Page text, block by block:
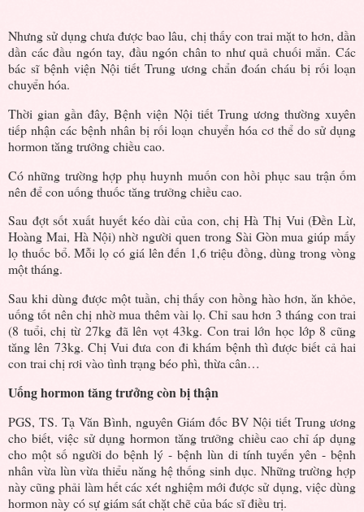
Nhưng sử dụng chưa được bao lâu, chị thấy con trai mặt to hơn, dần
dần các đầu ngón tay, đầu ngón chân to như quả chuối mắn. Các
bác sĩ bệnh viện Nội tiết Trung ương chẩn đoán cháu bị rối loạn
chuyển hóa.
Thời gian gần đây, Bệnh viện Nội tiết Trung ương thường xuyên
tiếp nhận các bệnh nhân bị rối loạn chuyển hóa cơ thể do sử dụng
hormon tăng trưởng chiều cao.
Có những trường hợp phụ huynh muốn con hồi phục sau trận ốm
nên để con uống thuốc tăng trưởng chiều cao.
Sau đợt sốt xuất huyết kéo dài của con, chị Hà Thị Vui (Đền Lừ,
Hoàng Mai, Hà Nội) nhờ người quen trong Sài Gòn mua giúp mấy
lọ thuốc bổ. Mỗi lọ có giá lên đến 1,6 triệu đồng, dùng trong vòng
một tháng.
Sau khi dùng được một tuần, chị thấy con hồng hào hơn, ăn khỏe,
uống tốt nên chị nhờ mua thêm vài lọ. Chỉ sau hơn 3 tháng con trai
(8 tuổi, chị từ 27kg đã lên vọt 43kg. Con trai lớn học lớp 8 cũng
tăng lên 73kg. Chị Vui đưa con đi khám bệnh thì được biết cả hai
con trai chị rơi vào tình trạng béo phì, thừa cân…
Uống hormon tăng trưởng còn bị thận
PGS, TS. Tạ Văn Bình, nguyên Giám đốc BV Nội tiết Trung ương
cho biết, việc sử dụng hormon tăng trưởng chiều cao chỉ áp dụng
cho một số người do bệnh lý - bệnh lùn di tính tuyến yên - bệnh
nhân vừa lùn vừa thiểu năng hệ thống sinh dục. Những trường hợp
này cũng phải làm hết các xét nghiệm mới được sử dụng, việc dùng
hormon này có sự giám sát chặt chẽ của bác sĩ điều trị.